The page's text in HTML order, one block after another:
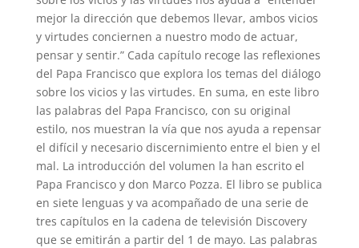
mejor la dirección que debemos llevar, ambos vicios
y virtudes conciernen a nuestro modo de actuar,
pensar y sentir.” Cada capítulo recoge las reflexiones
del Papa Francisco que explora los temas del diálogo
sobre los vicios y las virtudes. En suma, en este libro
las palabras del Papa Francisco, con su original
estilo, nos muestran la vía que nos ayuda a repensar
el difícil y necesario discernimiento entre el bien y el
mal. La introducción del volumen la han escrito el
Papa Francisco y don Marco Pozza. El libro se publica
en siete lenguas y va acompañado de una serie de
tres capítulos en la cadena de televisión Discovery
que se emitirán a partir del 1 de mayo. Las palabras